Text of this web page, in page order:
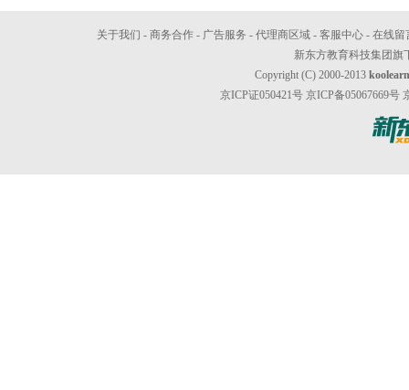
关于我们 - 商务合作 - 广告服务 - 代理商区域 - 客服中心 - 在线留
新东方教育科技集团旗
Copyright (C) 2000-2013
京ICP证050421号 京ICP备05067669号